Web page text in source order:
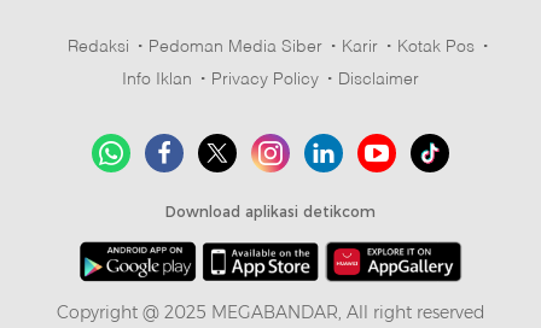
Redaksi Pedoman Media Siber Karir
Kotak Pos
Info Iklan
Privacy Policy Disclaimer
Download aplikasi detikcom
Copyright @ 2025 MEGABANDAR, All right reserved